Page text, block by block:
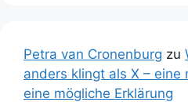
Petra van Cronenburg zu
anders klingt als X –
eine mögliche Erklärung